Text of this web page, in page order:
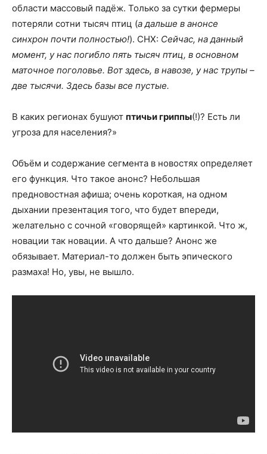
области массовый падёж. Только за сутки фермеры
потеряли сотни тысяч птиц (а дальше в анонсе
синхрон почти полностью!). СНХ: Сейчас, на данный
момент, у нас погибло пять тысяч птиц, в основном
маточное поголовье. Вот здесь, в навозе, у нас трупы –
две тысячи. Здесь базы все пустые.
В каких регионах бушуют птичьи гриппы(!)? Есть ли
угроза для населения?»
Объём и содержание сегмента в новостях определяет
его функция. Что такое анонс? Небольшая
предновостная афиша; очень короткая, на одном
дыхании презентация того, что будет впереди,
желательно с сочной «говорящей» картинкой. Что ж,
новации так новации. А что дальше? Анонс же
обязывает. Материал-то должен быть эпического
размаха! Но, увы, не вышло.